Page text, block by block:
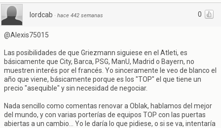
0
lordcab · hace 442 semanas
@Alexis75015
Las posibilidades de que Griezmann siguiese en el Atleti, es
básicamente que City, Barca, PSG, ManU, Madrid o Bayern, no
muestren interés por el francés. Yo sinceramente le veo de blanco el
año que viene, básicamente porque es los "TOP" el que tiene un
precio "asequible" y sin necesidad de negociar.
Nada sencillo como comentas renovar a Oblak, hablamos del mejor
del mundo, y con varias porterías de equipos TOP con las puertas
abiertas a un cambio... Yo le daría lo que pidiese, o si se va, intentaría